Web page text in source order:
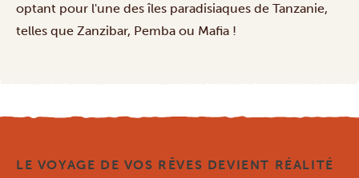
optant pour l'une des îles paradisiaques de Tanzanie,
telles que Zanzibar, Pemba ou Mafia !
LE VOYAGE DE VOS RÊVES DEVIENT RÉALITÉ